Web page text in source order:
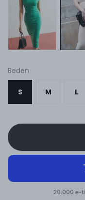
Beden
S M L